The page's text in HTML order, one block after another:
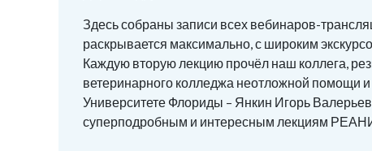
Здесь собраны записи всех вебинаров-
раскрывается максимально, с широким
Каждую вторую лекцию прочёл наш коллега,
ветеринарного колледжа неотложной помощи
Университете Флориды – Янкин Игорь
суперподробным и интересным лекциям